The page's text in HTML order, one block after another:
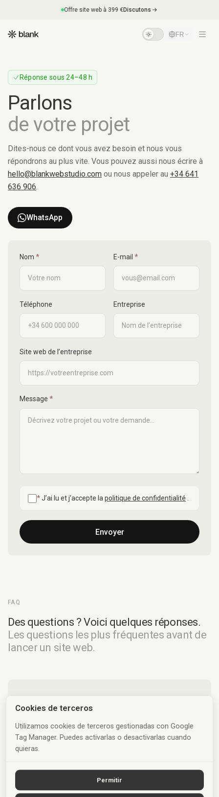
Offre site web à 399 €Discutons
FR
Réponse sous 24–48 h
Parlons
de votre projet
Dites-nous ce dont vous avez besoin et nous vous
répondrons au plus vite. Vous pouvez aussi nous écrire à
hello@blankwebstudio.com ou nous appeler au +34 641
636 906.
WhatsApp
Company name
Nom * E-mail *
Téléphone Entreprise
Site web de l’entreprise
Message *
*J’ai lu et j’accepte la politique de confidentialité
Envoyer
FAQ
Des questions ? Voici quelques réponses.
Les questions les plus fréquentes avant de
lancer un site web.
Travaillez-vous uniquement à Madrid ?
Proposez-vous une consultation gratuite ?
Cookies de terceros
Utilizamos cookies de terceros gestionadas con Google
Tag Manager. Puedes activarlas o desactivarlas cuando
quieras.
Permitir